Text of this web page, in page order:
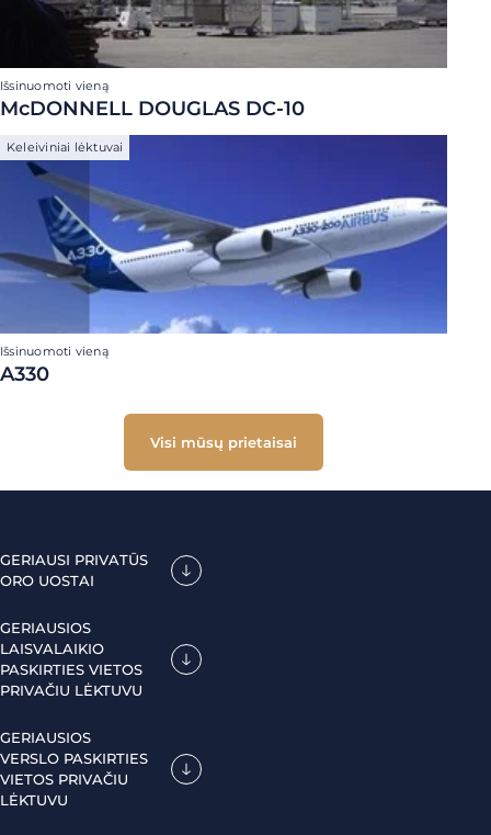
Išsinuomoti vieną
McDONNELL DOUGLAS DC-10
Keleiviniai lėktuvai
Išsinuomoti vieną
A330
Visi mūsų prietaisai
GERIAUSI PRIVATŪS
ORO UOSTAI
GERIAUSIOS
LAISVALAIKIO
PASKIRTIES VIETOS
PRIVAČIU LĖKTUVU
GERIAUSIOS
VERSLO PASKIRTIES
VIETOS PRIVAČIU
LĖKTUVU